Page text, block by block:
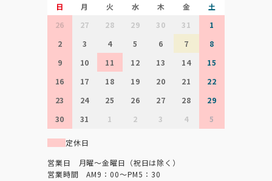
日 月 火 水 木 金
土
26
27 28 29 30 31
1
2
3 4 5 6 7
8
9
10 11 12 13 14
15
16
17 18 19 20 21
22
23
24 25 26 27 28
29
30
31 1 2 3 4 5
定休日
営業日 月曜～金曜日（祝日は除く）
営業時間 AM9：00～PM5：30